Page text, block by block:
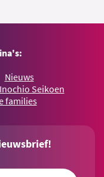
Nieuws
Inochio Seikoen
families